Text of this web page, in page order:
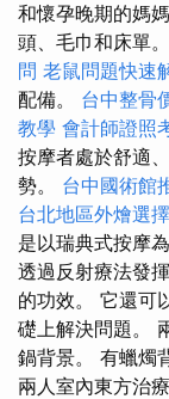
和懷孕晚期的媽
頭、毛巾和床單。
問 老鼠問題快速
配備。 台中整骨
教學 會計師證照
按摩者處於舒適
勢。 台中國術館
台北地區外燴選擇
是以瑞典式按摩
透過反射療法發
的功效。 它還可
礎上解決問題。
鍋背景。 有蠟燭
兩人室內東方治